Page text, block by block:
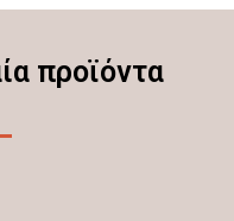
προϊόντα